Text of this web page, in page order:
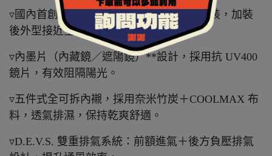
▿國內首創 3/4 可拆式下巴，免工具即可拆裝，加裝
後外型接近全罩式安全帽。
▿內墨片（內藏鏡／遮陽鏡）**設計，採用抗 UV400
鏡片，有效阻隔陽光。
▿五件式全可拆內襯，採用奈米竹炭＋COOLMAX 布
料，透氣排濕，保持乾爽舒適。
▿D.E.V.S. 雙重排氣系統：前額進氣＋後方負壓排氣